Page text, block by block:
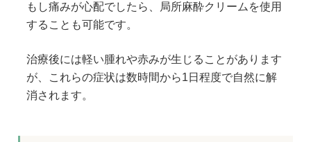
もし痛みが心配でしたら、局所麻酔クリームを使用
することも可能です。
治療後には軽い腫れや赤みが生じることがあります
が、これらの症状は数時間から1日程度で自然に解
消されます。